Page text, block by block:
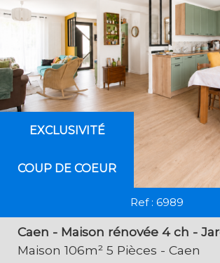
5KM 10KM 25KM
Critères supplémentaires
Terrasse
+
EXCLUSIVITÉ
COUP DE COEUR
Ref : 6989
Caen - Maison rénovée 4 ch -
Maison 106m² 5 Pièces - Caen